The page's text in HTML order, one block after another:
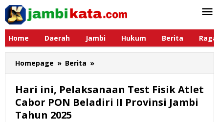
Lewati
konten
Home
Daerah Jambi Hukum Berita
Homepage » Berita »
ini,
Test
Fisik
Hari ini, Pelaksanaan Test Fisik Atlet
Cabor PON Beladiri II Provinsi Jambi
Tahun 2025